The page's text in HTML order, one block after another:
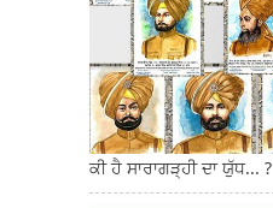
ਕੀ ਹੈ ਸਾਰਾਗੜ੍ਹੀ ਦਾ ਯੁੱਧ... ?